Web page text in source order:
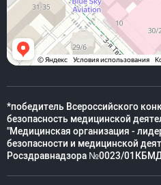
*победитель Всероссийского
безопасность медицинской
"Медицинская организация -
безопасности и медицинской
Росздравнадзора №0023/01КБМД